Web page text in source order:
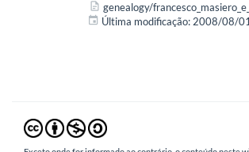
genealogy/
Última modificação: 2008/08/